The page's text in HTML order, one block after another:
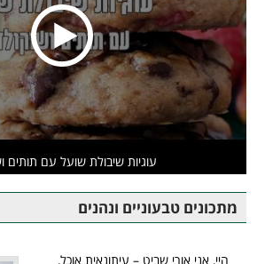
עוגיות שיבולת שועל עם תותים
מתכונים טבעוניים ונהנים
היי, אני אורי שביט – עיתונאית אוכל,